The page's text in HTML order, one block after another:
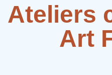
Ateliers
Art